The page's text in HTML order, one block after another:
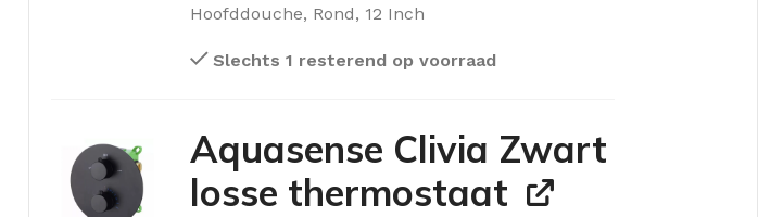
Hoofddouche, Rond, 12 Inch
Slechts 1 resterend op voorraad
Aquasense Clivia Zwart
losse thermostaat